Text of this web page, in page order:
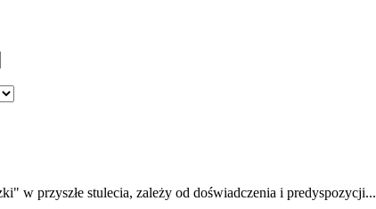
w przyszłe stulecia, zależy od doświadczenia i predyspozycji...